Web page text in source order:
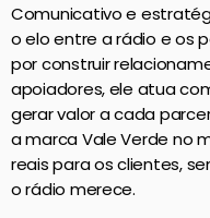
Comunicativo e
o elo entre a rádio e os
por construir
apoiadores, ele atua
gerar valor a cada
a marca Vale Verde no
reais para os clientes,
o rádio merece.